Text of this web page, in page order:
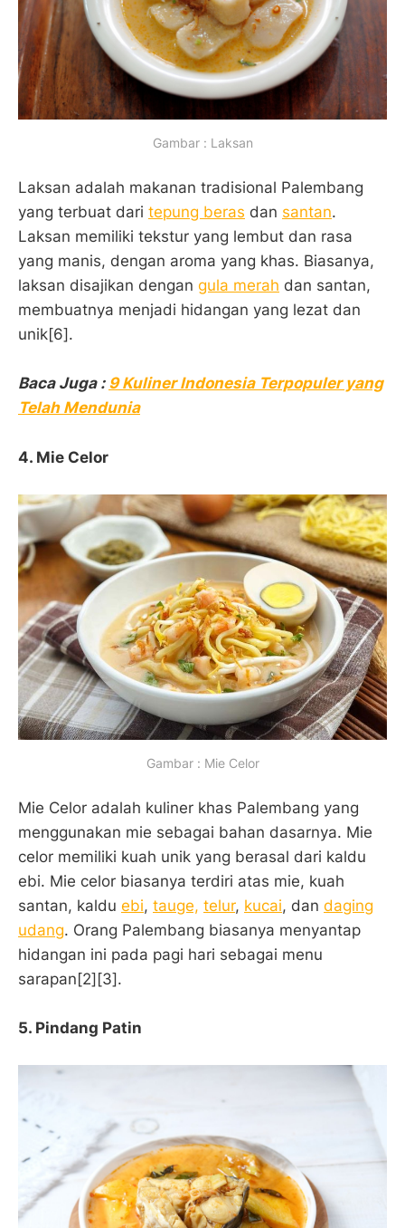
Gambar : Laksan
Laksan adalah makanan tradisional Palembang
yang terbuat dari tepung beras dan santan.
Laksan memiliki tekstur yang lembut dan rasa
yang manis, dengan aroma yang khas. Biasanya,
laksan disajikan dengan gula merah dan santan,
membuatnya menjadi hidangan yang lezat dan
unik[6].
Baca Juga : 9 Kuliner Indonesia Terpopuler yang
Telah Mendunia
4. Mie Celor
Gambar : Mie Celor
Mie Celor adalah kuliner khas Palembang yang
menggunakan mie sebagai bahan dasarnya. Mie
celor memiliki kuah unik yang berasal dari kaldu
ebi. Mie celor biasanya terdiri atas mie, kuah
santan, kaldu ebi, tauge, telur, kucai, dan daging
udang. Orang Palembang biasanya menyantap
hidangan ini pada pagi hari sebagai menu
sarapan[2][3].
5. Pindang Patin